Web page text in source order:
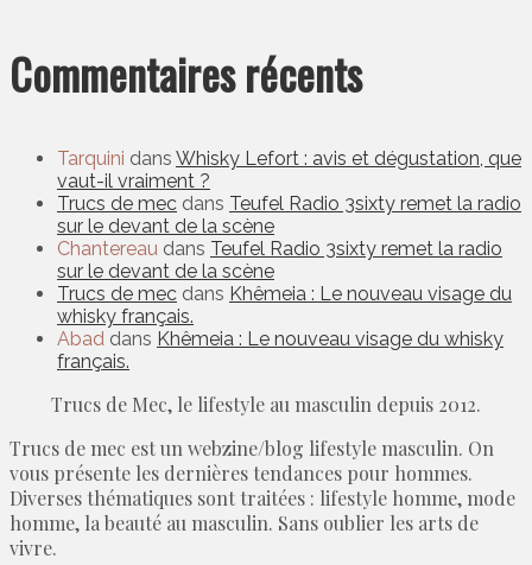
Commentaires récents
Tarquini dans Whisky Lefort : avis et dégustation, que
vaut-il vraiment ?
Trucs de mec dans Teufel Radio 3sixty remet la radio
sur le devant de la scène
Chantereau dans Teufel Radio 3sixty remet la radio
sur le devant de la scène
Trucs de mec dans Khêmeia : Le nouveau visage du
whisky français.
Abad dans Khêmeia : Le nouveau visage du whisky
français.
Trucs de Mec, le lifestyle au masculin depuis 2012.
Trucs de mec est un webzine/blog lifestyle masculin. On
vous présente les dernières tendances pour hommes.
Diverses thématiques sont traitées : lifestyle homme, mode
homme, la beauté au masculin. Sans oublier les arts de
vivre.